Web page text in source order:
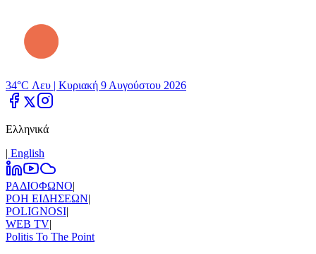
34°C Λευ | Κυριακή 9 Αυγούστου 2026
Ελληνικά
| Εnglish
ΡΑΔΙΟΦΩΝΟ|
ΡΟΗ ΕΙΔΗΣΕΩΝ|
POLIGNOSI|
WEB TV|
Politis To The Point